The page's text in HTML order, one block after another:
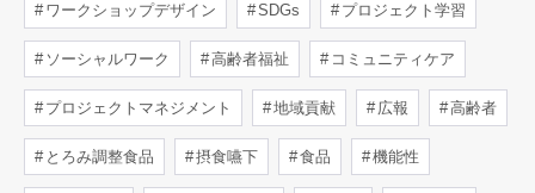
ワークショップデザイン SDGs プロジェクト学習
ソーシャルワーク 高齢者福祉 コミュニティケア
プロジェクトマネジメント 地域貢献 広報 高齢者
とろみ調整食品 摂食嚥下 食品 機能性